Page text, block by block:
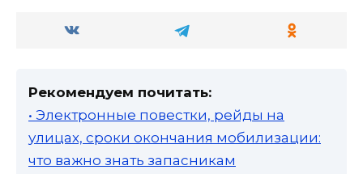
Рекомендуем почитать:
• Электронные повестки, рейды на
улицах, сроки окончания мобилизации:
что важно знать запасникам